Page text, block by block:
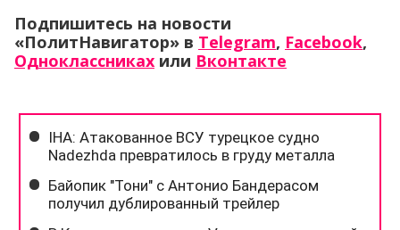
Подпишитесь на новости
«ПолитНавигатор» в Telegram, Facebook,
Одноклассниках или Вконтакте